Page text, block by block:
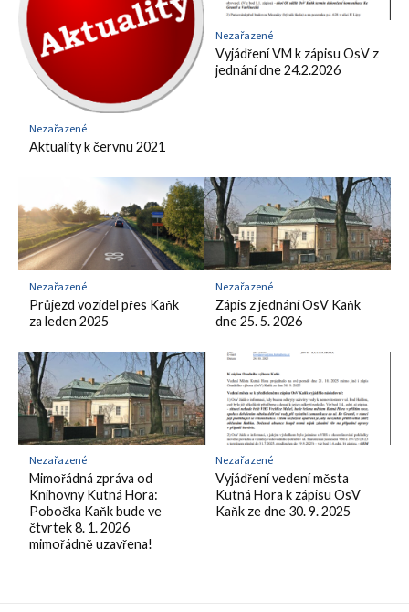
Nezařazené
Aktuality k červnu 2021
Nezařazené
Vyjádření VM k zápisu OsV z
jednání dne 24.2.2026
Nezařazené
Průjezd vozidel přes Kaňk
za leden 2025
Nezařazené
Zápis z jednání OsV Kaňk
dne 25. 5. 2026
Nezařazené
Mimořádná zpráva od
Knihovny Kutná Hora:
Pobočka Kaňk bude ve
čtvrtek 8. 1. 2026
mimořádně uzavřena!
Nezařazené
Vyjádření vedení města
Kutná Hora k zápisu OsV
Kaňk ze dne 30. 9. 2025